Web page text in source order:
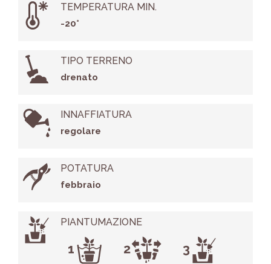
TEMPERATURA MIN.
-20°
TIPO TERRENO
drenato
INNAFFIATURA
regolare
POTATURA
febbraio
PIANTUMAZIONE